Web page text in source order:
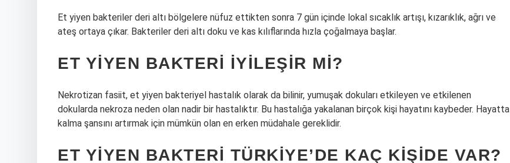
Et yiyen bakteriler deri altı bölgelere nüfuz ettikten sonra 7 gün içinde lokal sıcaklık artışı, kızarıklık, ağrı ve
ateş ortaya çıkar. Bakteriler deri altı doku ve kas kılıflarında hızla çoğalmaya başlar.
ET YIYEN BAKTERI IYILEŞIR MI?
Nekrotizan fasiit, et yiyen bakteriyel hastalık olarak da bilinir, yumuşak dokuları etkileyen ve etkilenen
dokularda nekroza neden olan nadir bir hastalıktır. Bu hastalığa yakalanan birçok kişi hayatını kaybeder. Hayatta
kalma şansını artırmak için mümkün olan en erken müdahale gereklidir.
ET YIYEN BAKTERI TÜRKIYE’DE KAÇ KIŞIDE VAR?